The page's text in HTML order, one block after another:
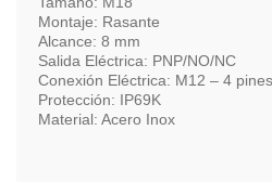
Montaje: Rasante
Alcance: 8 mm
Salida Eléctrica: PNP/NO/NC
Conexión Eléctrica: M12 – 4 pines
Protección: IP69K
Material: Acero Inox